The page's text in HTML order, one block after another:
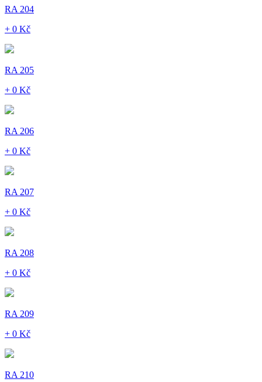
RA 204
+ 0 Kč
RA 205
+ 0 Kč
RA 206
+ 0 Kč
RA 207
+ 0 Kč
RA 208
+ 0 Kč
RA 209
+ 0 Kč
RA 210